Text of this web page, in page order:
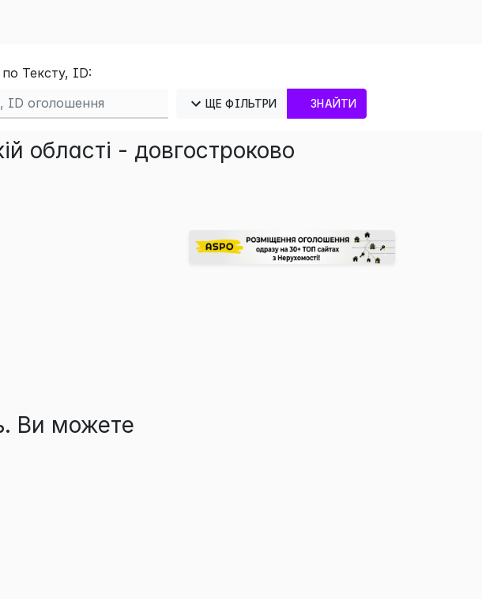
Тексту, ID:
ЩЕ ФІЛЬТРИ ЗНАЙТИ
області - довгостроково
Ви можете